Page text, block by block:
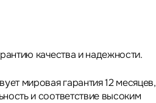
качества и надежности.
мировая гарантия 12 месяцев,
и соответствие высоким